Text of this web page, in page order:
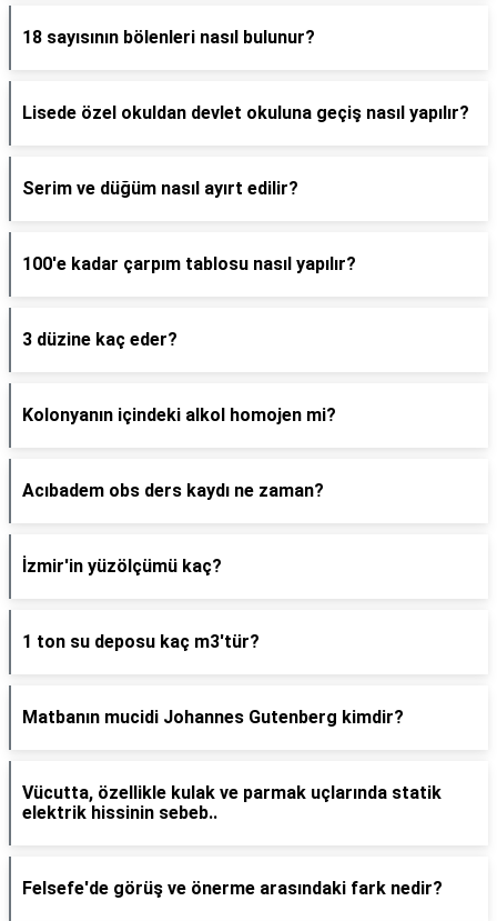
18 sayısının bölenleri nasıl bulunur?
Lisede özel okuldan devlet okuluna geçiş nasıl yapılır?
Serim ve düğüm nasıl ayırt edilir?
100'e kadar çarpım tablosu nasıl yapılır?
3 düzine kaç eder?
Kolonyanın içindeki alkol homojen mi?
Acıbadem obs ders kaydı ne zaman?
İzmir'in yüzölçümü kaç?
1 ton su deposu kaç m3'tür?
Matbanın mucidi Johannes Gutenberg kimdir?
Vücutta, özellikle kulak ve parmak uçlarında statik
elektrik hissinin sebeb..
Felsefe'de görüş ve önerme arasındaki fark nedir?